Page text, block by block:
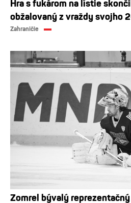
Hra s fukárom na lístie
obžalovaný z vraždy svojho
Zahraničie
Zomrel bývalý reprezentačný